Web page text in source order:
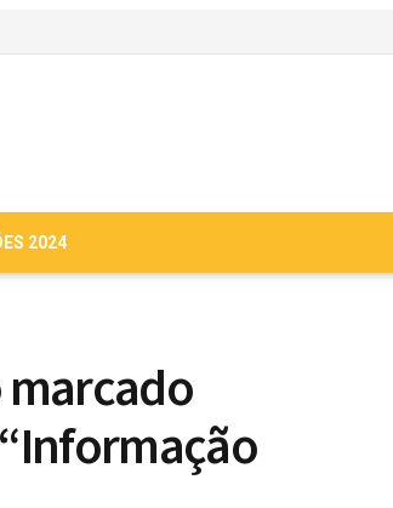
2024
marcado